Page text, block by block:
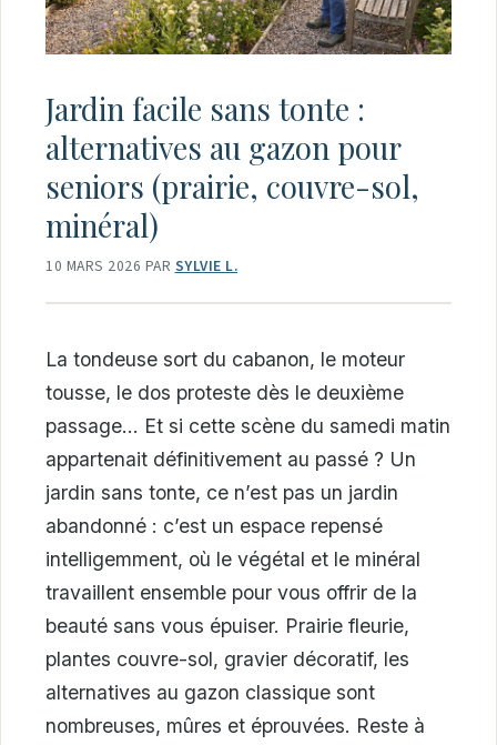
Jardin facile sans tonte :
alternatives au gazon pour
seniors (prairie, couvre-sol,
minéral)
10 MARS 2026 PAR SYLVIE L.
La tondeuse sort du cabanon, le moteur
tousse, le dos proteste dès le deuxième
passage… Et si cette scène du samedi matin
appartenait définitivement au passé ? Un
jardin sans tonte, ce n’est pas un jardin
abandonné : c’est un espace repensé
intelligemment, où le végétal et le minéral
travaillent ensemble pour vous offrir de la
beauté sans vous épuiser. Prairie fleurie,
plantes couvre-sol, gravier décoratif, les
alternatives au gazon classique sont
nombreuses, mûres et éprouvées. Reste à